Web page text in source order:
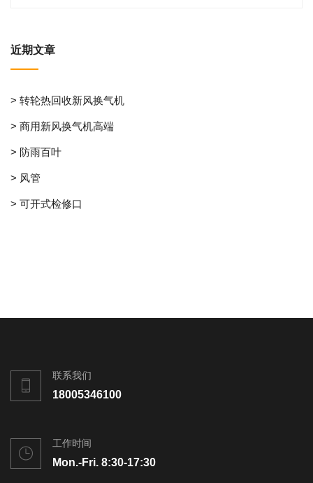
近期文章
> 转轮热回收新风换气机
> 商用新风换气机高端
> 防雨百叶
> 风管
> 可开式检修口
联系我们
18005346100
工作时间
Mon.-Fri. 8:30-17:30